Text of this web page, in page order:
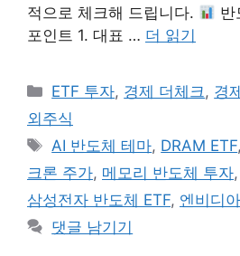
적으로 체크해 드립니다.
반
포인트 1. 대표 … 더 읽기
카
테
리
ETF 투자, 경제 더체크, 경
외주식
태
그
AI 반도체 테마, DRAM ETF,
크론 주가, 메모리 반도체 투자,
삼성전자 반도체 ETF, 엔비디
댓글 남기기